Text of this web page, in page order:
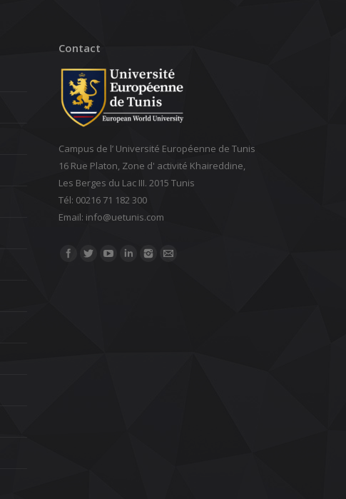
Contact
Campus de l’ Université Européenne de Tunis
16 Rue Platon, Zone d' activité Khaireddine,
Les Berges du Lac III. 2015 Tunis
Tél: 00216 71 182 300
Email: ‎info@uetunis.com
Find us on: